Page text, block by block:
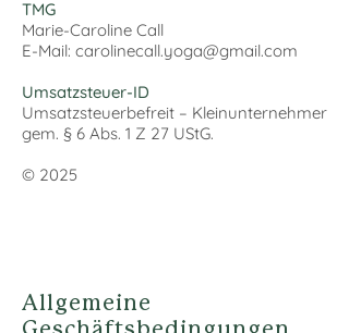
TMG
Marie-Caroline Call
E-Mail: carolinecall.yoga@gmail.com
Umsatzsteuer-ID
Umsatzsteuerbefreit – Kleinunternehmer
gem. § 6 Abs. 1 Z 27 UStG.
© 2025
Allgemeine